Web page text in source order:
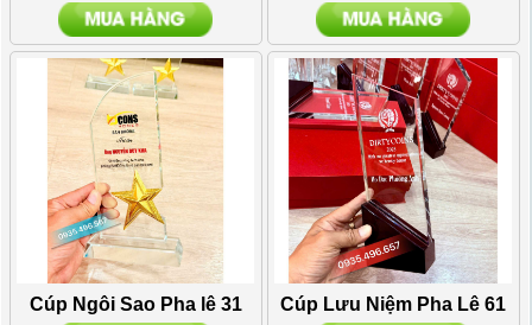
Cúp Ngôi Sao Pha lê 31 Cúp Lưu Niệm Pha Lê 61